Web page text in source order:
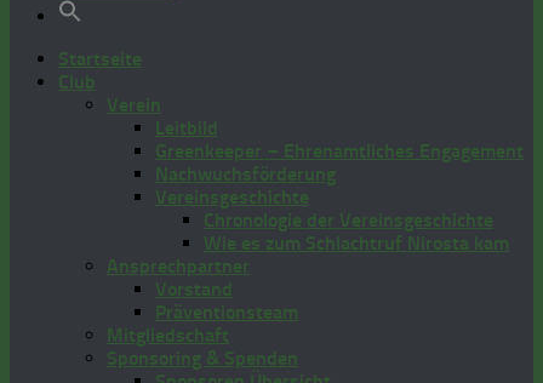
Startseite
Club
Verein
Leitbild
Greenkeeper – Ehrenamtliches Engagement
Nachwuchsförderung
Vereinsgeschichte
Chronologie der Vereinsgeschichte
Wie es zum Schlachtruf Nirosta kam
Ansprechpartner
Vorstand
Präventionsteam
Mitgliedschaft
Sponsoring & Spenden